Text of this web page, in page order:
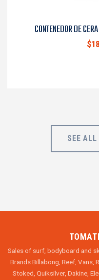
CONTENEDOR DE
SEE ALL
Sales of surf, bodyboard and
Brands Billabong, Reef, Vans,
Stoked, Quiksilver, Dakine,